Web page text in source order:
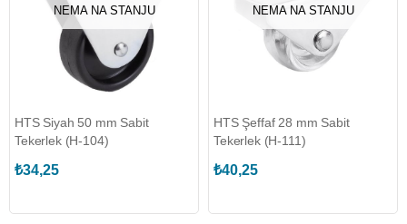
NEMA NA STANJU
HTS Siyah 50 mm Sabit
Tekerlek (H-104)
₺34,25
NEMA NA STANJU
HTS Şeffaf 28 mm Sabit
Tekerlek (H-111)
₺40,25